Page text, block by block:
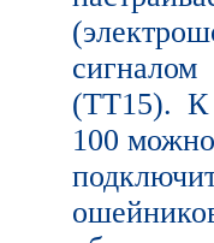
(TT15). К
100 можно